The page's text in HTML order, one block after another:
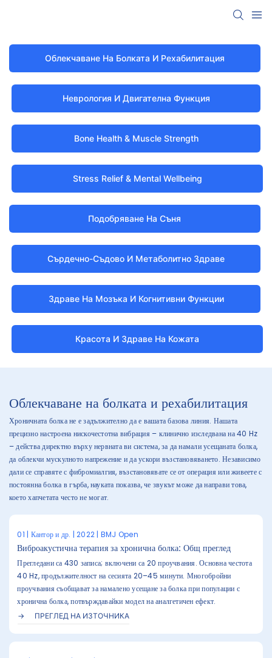
Облекчаване На Болката И Рехабилитация
Неврология И Двигателна Функция
Bone Health & Muscle Strength
Stress Relief & Mental Wellbeing
Подобряване На Съня
Сърдечно-Съдово И Метаболитно Здраве
Здраве На Мозъка И Когнитивни Функции
Красота И Здраве На Кожата
Облекчаване на болката и рехабилитация
Хроничната болка не е задължително да е вашата базова линия. Нашата
прецизно настроена нискочестотна вибрация – клинично изследвана на 40 Hz
– действа директно върху нервната ви система, за да намали усещаната болка,
да облекчи мускулното напрежение и да ускори възстановяването. Независимо
дали се справяте с фибромиалгия, възстановявате се от операция или живеете с
постоянна болка в гърба, науката показва, че звукът може да направи това,
което хапчетата често не могат.
01 | Кантор и др. | 2022 | BMJ Open
Виброакустична терапия за хронична болка: Общ преглед
Прегледани са 430 записа; включени са 20 проучвания. Основна честота
40 Hz, продължителност на сесията 20–45 минути. Многобройни
проучвания съобщават за намалено усещане за болка при популации с
хронична болка, потвърждавайки модел на аналгетичен ефект.
ПРЕГЛЕД НА ИЗТОЧНИКА